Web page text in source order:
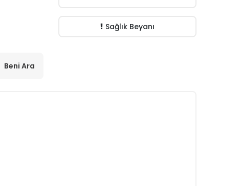
Sağlık Beyanı
Beni Ara